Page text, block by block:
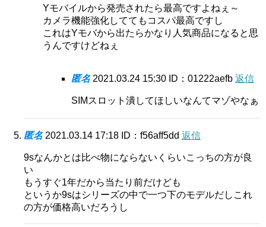
Yモバイルから発売されたら最高ですよねぇ～
カメラ機能強化しててもコスパ最高ですし
これはYモバから出たらかなり人気商品になると思
うんですけどねぇ
匿名 2021.03.24 15:30 ID：01222aefb 返信
SIMスロット潰してほしいなんてマゾやなぁ
匿名 2021.03.14 17:18 ID：f56aff5dd 返信
9sなんかとは比べ物にならないくらいこっちの方が良
い
もうすぐ1年だから当たり前だけども
というか9sはシリーズの中で一つ下のモデルだしこれ
の方が価格高いだろうし